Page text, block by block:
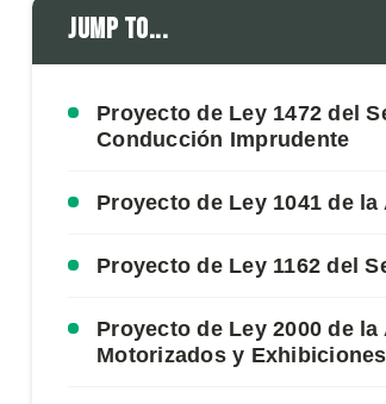
Jump to...
Proyecto de Ley 1472 del
Conducción Imprudente
Proyecto de Ley 1041 de
Proyecto de Ley 1162 del
Proyecto de Ley 2000 de
Motorizados y